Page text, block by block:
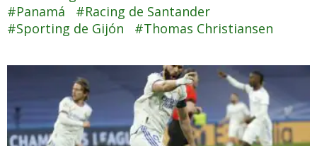
Panamá
Racing de Santander
Sporting de Gijón
Thomas Christiansen